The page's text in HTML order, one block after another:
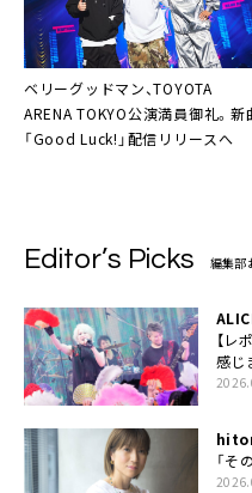
ベリーグッドマン、TOYOTA
ARENA TOKYO公演満員御礼。新
「Good Luck!」配信リリースへ
Editor’s Picks 編集部
【レ
感じ
「そ